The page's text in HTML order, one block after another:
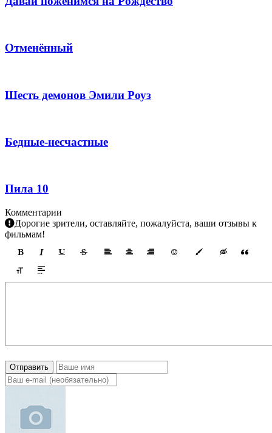
Отменённый
Шесть демонов Эмили Роуз
Бедные-несчастные
Пила 10
Комментарии
Дорогие зрители, оставляйте, пожалуйста, ваши отзывы к
фильмам!
Отправить